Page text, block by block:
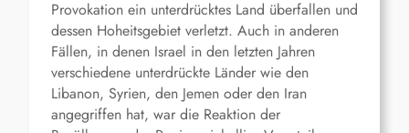
Provokation ein unterdrücktes Land überfallen und
dessen Hoheitsgebiet verletzt. Auch in anderen
Fällen, in denen Israel in den letzten Jahren
verschiedene unterdrückte Länder wie den
Libanon, Syrien, den Jemen oder den Iran
angegriffen hat, war die Reaktion der